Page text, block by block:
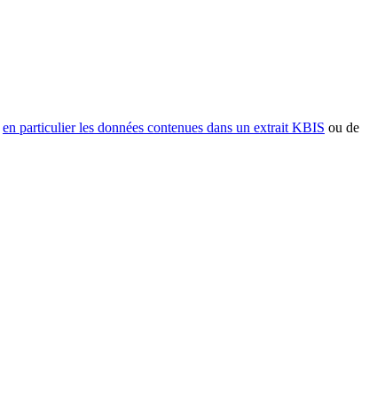
en particulier les données contenues dans un extrait KBIS ou de